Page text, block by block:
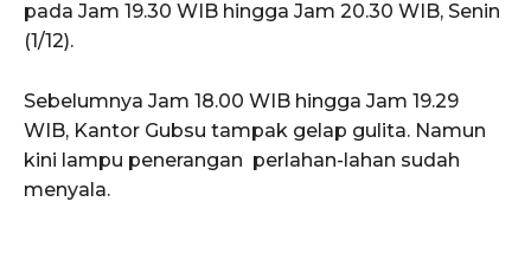
pada Jam 19.30 WIB hingga Jam 20.30 WIB, Senin
(1/12).
Sebelumnya Jam 18.00 WIB hingga Jam 19.29
WIB, Kantor Gubsu tampak gelap gulita. Namun
kini lampu penerangan perlahan-lahan sudah
menyala.